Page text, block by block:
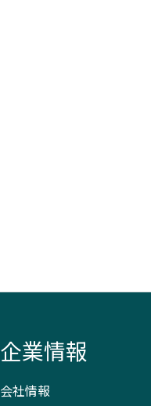
企業情報
会社情報